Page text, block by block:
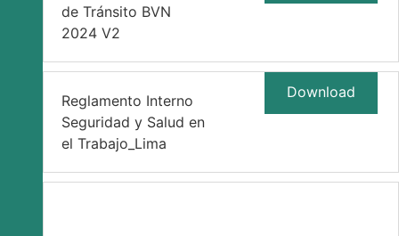
de Tránsito BVN
2024 V2
Reglamento Interno
Seguridad y Salud en
el Trabajo_Lima
Download